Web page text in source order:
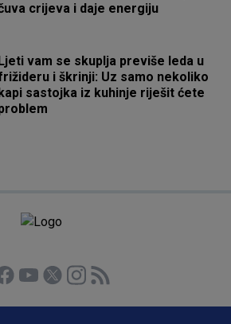
crijeva i daje energiju
Ljeti vam se skuplja previše leda u
i škrinji: Uz samo nekoliko
kapi sastojka iz kuhinje riješit ćete